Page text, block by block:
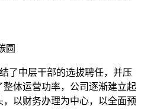
圆
中层干部的选拔聘任，并压
体运营功率，公司逐渐建立起
以财务办理为中心，以全面预